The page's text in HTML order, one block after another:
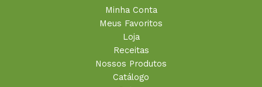
Minha Conta
Meus Favoritos
Loja
Receitas
Nossos Produtos
Catálogo